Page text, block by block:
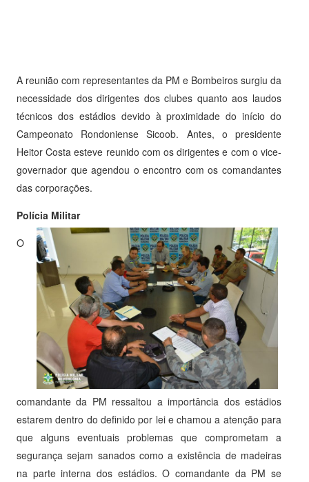
A reunião com representantes da PM e Bombeiros surgiu da
necessidade dos dirigentes dos clubes quanto aos laudos
técnicos dos estádios devido à proximidade do início do
Campeonato Rondoniense Sicoob. Antes, o presidente
Heitor Costa esteve reunido com os dirigentes e com o vice-
governador que agendou o encontro com os comandantes
das corporações.
Polícia Militar
O
comandante da PM ressaltou a importância dos estádios
estarem dentro do definido por lei e chamou a atenção para
que alguns eventuais problemas que comprometam a
segurança sejam sanados como a existência de madeiras
na parte interna dos estádios. O comandante da PM se